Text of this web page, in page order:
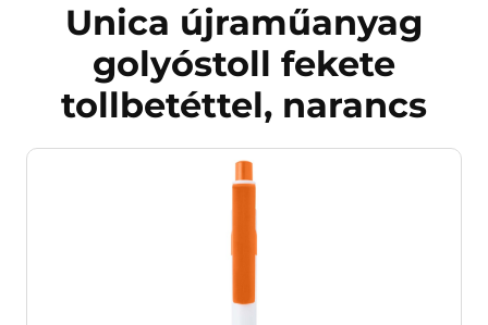
Unica újraműanyag
golyóstoll fekete
tollbetéttel, narancs